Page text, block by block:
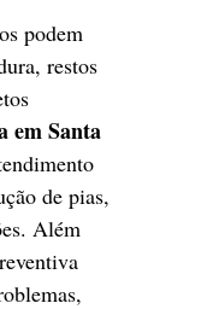
podem
restos
em Santa
de pias,
Além